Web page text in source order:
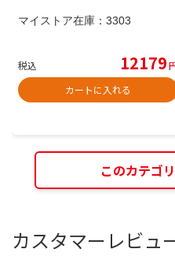
マイストア在庫： 3303
税込 12179
カートに入れる
このカテゴ
カスタマーレビュ